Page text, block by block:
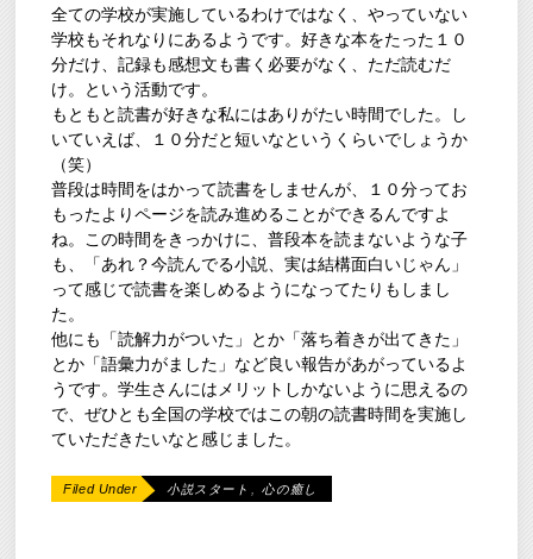
全ての学校が実施しているわけではなく、やっていない
学校もそれなりにあるようです。好きな本をたった１０
分だけ、記録も感想文も書く必要がなく、ただ読むだ
け。という活動です。
もともと読書が好きな私にはありがたい時間でした。し
いていえば、１０分だと短いなというくらいでしょうか
（笑）
普段は時間をはかって読書をしませんが、１０分ってお
もったよりページを読み進めることができるんですよ
ね。この時間をきっかけに、普段本を読まないような子
も、「あれ？今読んでる小説、実は結構面白いじゃん」
って感じで読書を楽しめるようになってたりもしまし
た。
他にも「読解力がついた」とか「落ち着きが出てきた」
とか「語彙力がました」など良い報告があがっているよ
うです。学生さんにはメリットしかないように思えるの
で、ぜひとも全国の学校ではこの朝の読書時間を実施し
ていただきたいなと感じました。
Filed Under 小説スタート 心の癒し